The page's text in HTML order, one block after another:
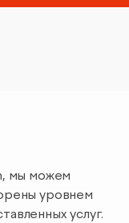
мы можем
уровнем
услуг.